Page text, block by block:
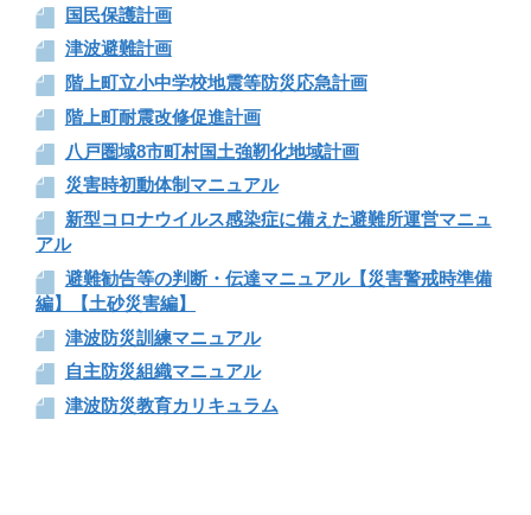
国民保護計画
津波避難計画
階上町立小中学校地震等防災応急計画
階上町耐震改修促進計画
八戸圏域8市町村国土強靭化地域計画
災害時初動体制マニュアル
新型コロナウイルス感染症に備えた避難所運営マニュ
アル
避難勧告等の判断・伝達マニュアル【災害警戒時準備
編】【土砂災害編】
津波防災訓練マニュアル
自主防災組織マニュアル
津波防災教育カリキュラム